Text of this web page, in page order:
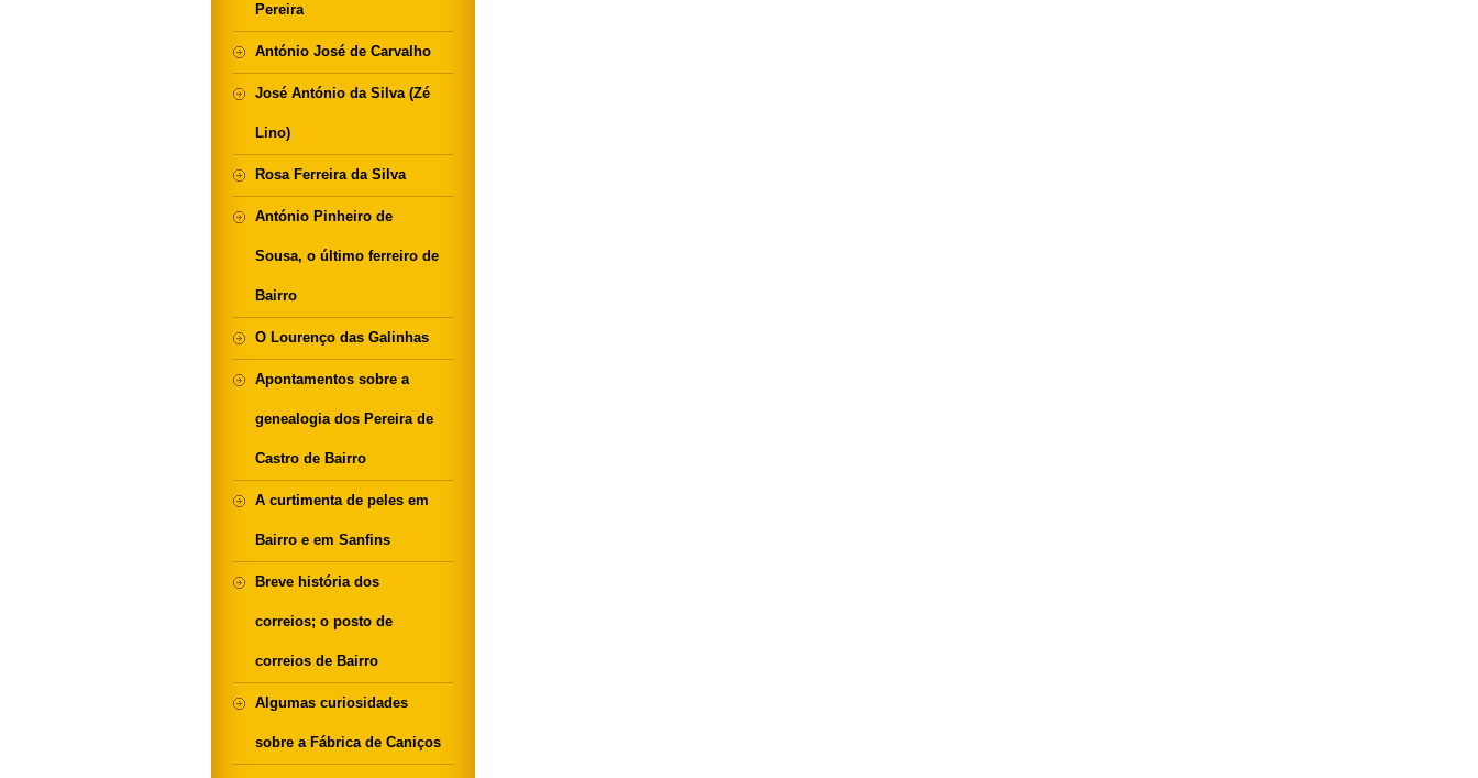
Pereira
António José de Carvalho
José António da Silva (Zé
Lino)
Rosa Ferreira da Silva
António Pinheiro de
Sousa, o último ferreiro de
Bairro
O Lourenço das Galinhas
Apontamentos sobre a
genealogia dos Pereira de
Castro de Bairro
A curtimenta de peles em
Bairro e em Sanfins
Breve história dos
correios; o posto de
correios de Bairro
Algumas curiosidades
sobre a Fábrica de Caniços